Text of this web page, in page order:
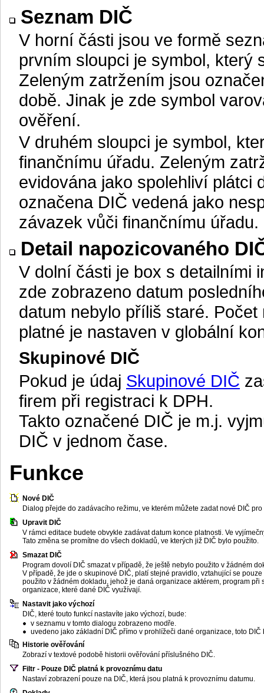
Seznam DIČ
V horní části jsou ve formě
prvním sloupci je symbol, který
Zeleným zatržením jsou
době. Jinak je zde symbol
ověření.
V druhém sloupci je symbol,
finančnímu úřadu. Zeleným
evidována jako spolehliví plátci
označena DIČ vedená jako
závazek vůči finančnímu úřadu.
Detail napozicovaného
V dolní části je box s detailními
zde zobrazeno datum
datum nebylo příliš staré.
platné je nastaven v globální
Skupinové DIČ
Pokud je údaj Skupinové DIČ
firem při registraci k DPH.
Takto označené DIČ je m.j.
DIČ v jednom čase.
Funkce
Nové DIČ
Dialog přejde do zadávacího režimu, ve kterém můžete zadat nové DIČ
Upravit DIČ
V rámci editace budete obvykle zadávat datum konce platnosti. Ve
Tato změna se promítne do všech dokladů, ve kterých již DIČ bylo použito.
Smazat DIČ
Program dovolí DIČ smazat v případě, že ještě nebylo použito v žádném
V případě, že jde o skupinové DIČ, platí stejné pravidlo, vztahující se
použito v žádném dokladu, jehož je daná organizace aktérem, program
organizace, které dané DIČ využívají.
Nastavit jako výchozí
DIČ, které touto funkcí nastavíte jako výchozí, bude:
v seznamu v tomto dialogu zobrazeno modře.
uvedeno jako základní DIČ přímo v prohlížeči dané organizace, toto
Historie ověřování
Zobrazí v textové podobě historii ověřování příslušného DIČ.
Filtr - Pouze DIČ platná k provoznímu datu
Nastaví zobrazení pouze na DIČ, která jsou platná k provoznímu datumu.